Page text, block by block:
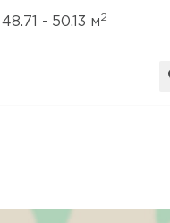
48.71 - 50.13 м2